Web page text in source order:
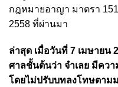
กฎหมายอาญา มาตรา
2558 ที่ผ่านมา
ล่าสุด เมื่อวันที่ 7 เมษาย
ศาลชั้นต้นว่า จำเลย มีคว
โดยไม่ปรับบทลงโทษตาม